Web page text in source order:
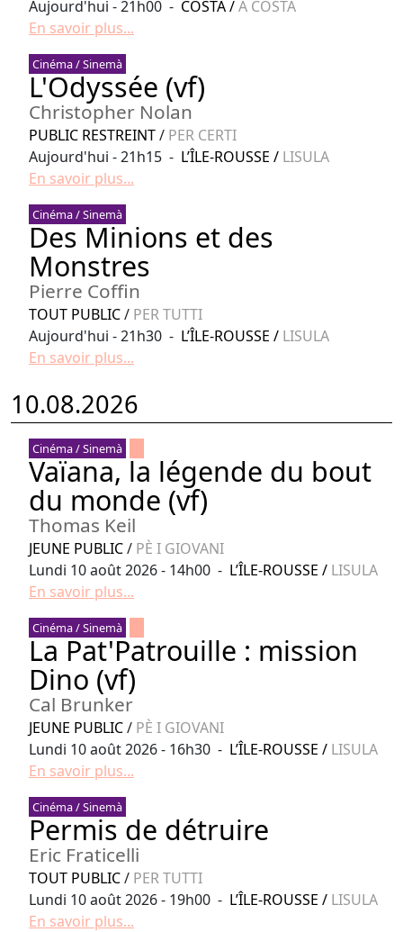
Aujourd'hui - 21h00 - COSTA/A COSTA
En savoir plus...
Cinéma / Sinemà
L'Odyssée (vf)
Christopher Nolan
PUBLIC RESTREINT/ PER CERTI
Aujourd'hui - 21h15 - L’ÎLE-ROUSSE / LISULA
En savoir plus...
Cinéma / Sinemà
Des Minions et des
Monstres
Pierre Coffin
TOUT PUBLIC/ PER TUTTI
Aujourd'hui - 21h30 - L’ÎLE-ROUSSE / LISULA
En savoir plus...
10.08.2026
Cinéma / Sinemà
Vaïana, la légende du bout
du monde (vf)
Thomas Keil
JEUNE PUBLIC/ PÈ I GIOVANI
Lundi 10 août 2026 - 14h00 - L’ÎLE-ROUSSE / LISULA
En savoir plus...
Cinéma / Sinemà
La Pat'Patrouille : mission
Dino (vf)
Cal Brunker
JEUNE PUBLIC/ PÈ I GIOVANI
Lundi 10 août 2026 - 16h30 - L’ÎLE-ROUSSE / LISULA
En savoir plus...
Cinéma / Sinemà
Permis de détruire
Eric Fraticelli
TOUT PUBLIC/ PER TUTTI
Lundi 10 août 2026 - 19h00 - L’ÎLE-ROUSSE / LISULA
En savoir plus...